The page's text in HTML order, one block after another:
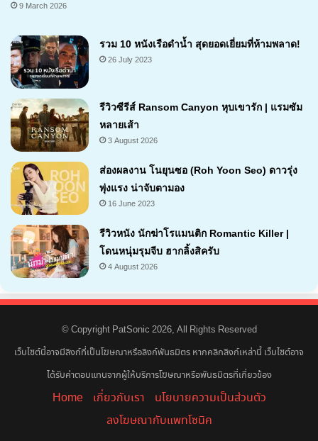
9 March 2026
รวม 10 หนังเรือดำน้ำ สุดยอดเยี่ยมที่ห้ามพลาด!
26 July 2023
7.1
รีวิวซีรีส์ Ransom Canyon หุบเขารัก | แรมซัม
หลายเส้า
3 August 2026
ส่องผลงาน โนยุนซอ (Roh Yoon Seo) ดาวรุ่ง
พุ่งแรง น่าจับตามอง
16 June 2023
7
รีวิวหนัง นักฆ่าโรแมนติก Romantic Killer |
โดนหนุ่มรุมจีบ ฮากลิ้งสิครับ
4 August 2026
© Copyright PatSonic 2026, All Rights Reserved
เว็บไซต์นี้อาจมีลิงก์ที่เป็นโฆษณาหรือลิงก์พันธมิตร หากคลิกลิงก์เหล่านี้ เว็บไซต์อาจ
ได้รับค่าตอบแทนจากผู้ให้บริการโฆษณาหรือพันธมิตรที่เกี่ยวข้อง
Home เกี่ยวกับเรา
นโยบายความเป็นส่วนตัว
ลงโฆษณากับแพทโซนิค